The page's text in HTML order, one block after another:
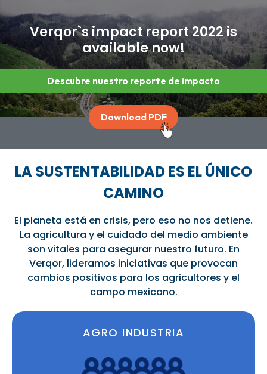
Verqor`s impact report 2022 is
available now!
Descubre nuestro reporte de impacto
Download PDF
LA SUSTENTABILIDAD ES EL ÚNICO
CAMINO
El planeta está en crisis, pero eso no nos detiene.
La agricultura y el cuidado del medio ambiente
son vitales para asegurar nuestro futuro. En
Verqor, lideramos iniciativas que provocan
cambios positivos para los agricultores y el
campo mexicano.
AGRO INDUSTRIA